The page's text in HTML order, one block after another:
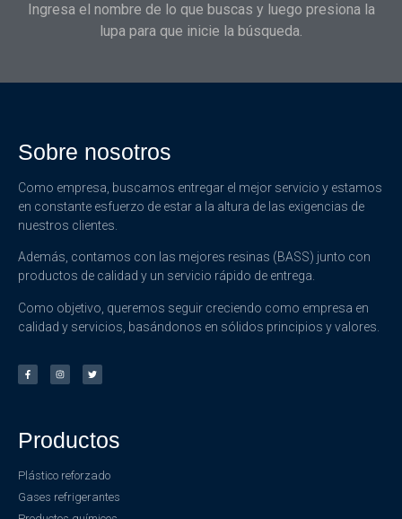
Ingresa el nombre de lo que buscas y luego presiona la
lupa para que inicie la búsqueda.
Sobre nosotros
Como empresa, buscamos entregar el mejor servicio y estamos
en constante esfuerzo de estar a la altura de las exigencias de
nuestros clientes.
Además, contamos con las mejores resinas (BASS) junto con
productos de calidad y un servicio rápido de entrega.
Como objetivo, queremos seguir creciendo como empresa en
calidad y servicios, basándonos en sólidos principios y valores.
Productos
Plástico reforzado
Gases refrigerantes